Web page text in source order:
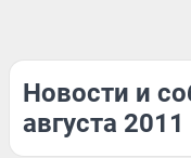
Новости и
августа 2011